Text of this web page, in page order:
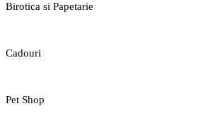
Birotica si Papetarie
Cadouri
Pet Shop